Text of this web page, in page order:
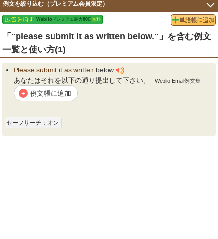
例文を絞り込む（プレミアム会員限定）
「"please submit it as written below."」を含む例文
一覧と使い方(1)
Please submit it as written below.
あなたはそれを以下の通り提出して下さい。
- Weblio Email例文集
+ 例文帳に追加
セーフサーチ：オン